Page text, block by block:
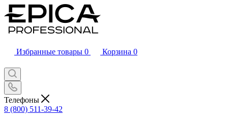
Избранные товары 0 Корзина 0
Телефоны
8 (800) 511-39-42